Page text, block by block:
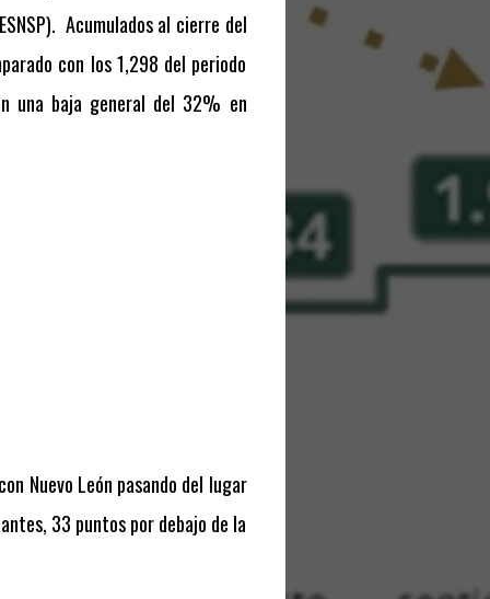
Acumulados al cierre del
con los 1,298 del periodo
una baja general del 32% en
Nuevo León pasando del lugar
33 puntos por debajo de la